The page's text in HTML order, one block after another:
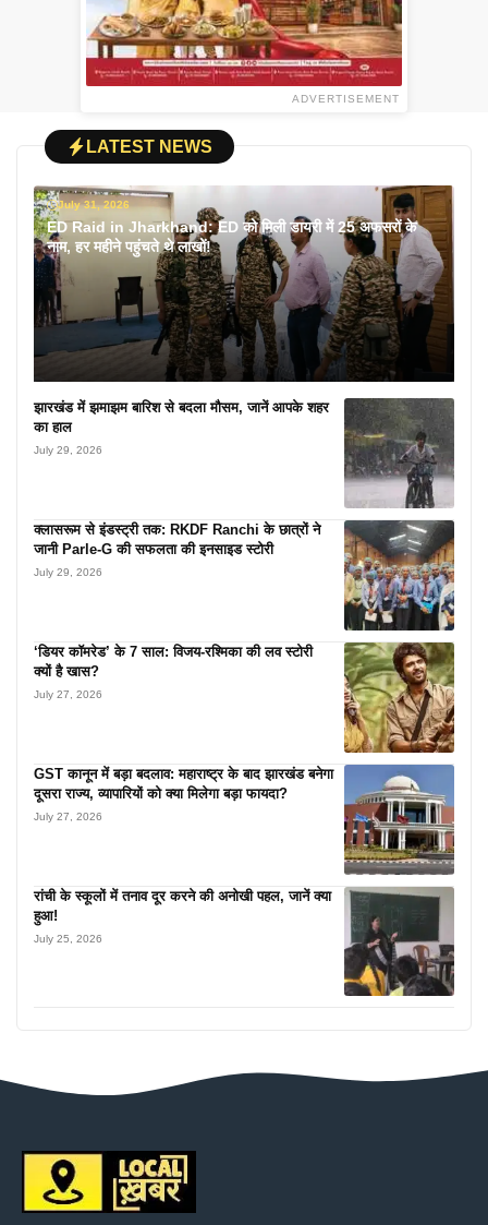
ADVERTISEMENT
LATEST NEWS
July 31, 2026
ED Raid in Jharkhand: ED को मिली डायरी में 25 अफसरों के
नाम, हर महीने पहुंचते थे लाखों!
झारखंड में झमाझम बारिश से बदला मौसम, जानें आपके शहर
का हाल
July 29, 2026
क्लासरूम से इंडस्ट्री तक: RKDF Ranchi के छात्रों ने
जानी Parle-G की सफलता की इनसाइड स्टोरी
July 29, 2026
‘डियर कॉमरेड’ के 7 साल: विजय-रश्मिका की लव स्टोरी
क्यों है खास?
July 27, 2026
GST कानून में बड़ा बदलाव: महाराष्ट्र के बाद झारखंड बनेगा
दूसरा राज्य, व्यापारियों को क्या मिलेगा बड़ा फायदा?
July 27, 2026
रांची के स्कूलों में तनाव दूर करने की अनोखी पहल, जानें क्या
हुआ!
July 25, 2026